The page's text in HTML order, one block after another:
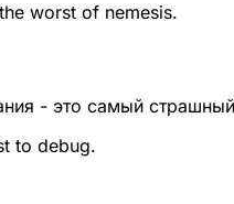
worst of nemesis.
- это самый
to debug.